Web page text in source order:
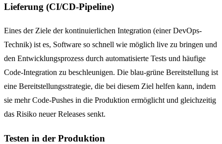
Lieferung (CI/CD-Pipeline)
Eines der Ziele der kontinuierlichen Integration (einer DevOps-
Technik) ist es, Software so schnell wie möglich live zu bringen und
den Entwicklungsprozess durch automatisierte Tests und häufige
Code-Integration zu beschleunigen. Die blau-grüne Bereitstellung ist
eine Bereitstellungsstrategie, die bei diesem Ziel helfen kann, indem
sie mehr Code-Pushes in die Produktion ermöglicht und gleichzeitig
das Risiko neuer Releases senkt.
Testen in der Produktion